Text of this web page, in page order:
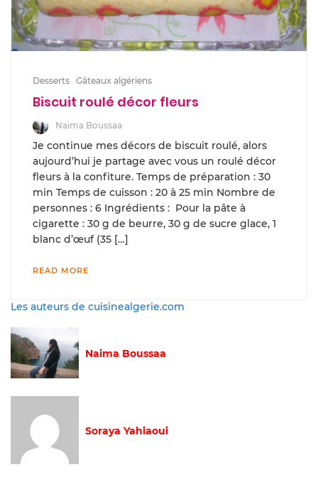
Desserts Gâteaux algériens
Biscuit roulé décor fleurs
Naima Boussaa
Je continue mes décors de biscuit roulé, alors
aujourd’hui je partage avec vous un roulé décor
fleurs à la confiture. Temps de préparation : 30
min Temps de cuisson : 20 à 25 min Nombre de
personnes : 6 Ingrédients : Pour la pâte à
cigarette : 30 g de beurre, 30 g de sucre glace, 1
blanc d’œuf (35 […]
READ MORE
Les auteurs de cuisinealgerie.com
Naima Boussaa
Soraya Yahiaoui